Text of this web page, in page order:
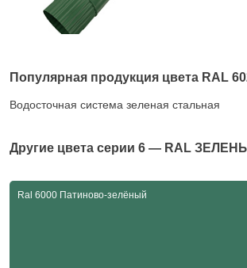
Популярная продукция цвета RAL
Водосточная система зеленая стальная
Другие цвета серии 6 — RAL
Ral 6000 Патиново-зелёный